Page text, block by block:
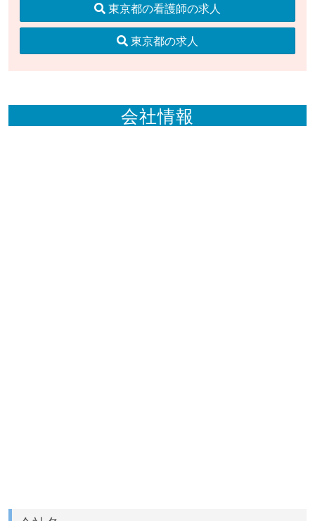
東京都の看護師の求人
東京都の求人
会社情報